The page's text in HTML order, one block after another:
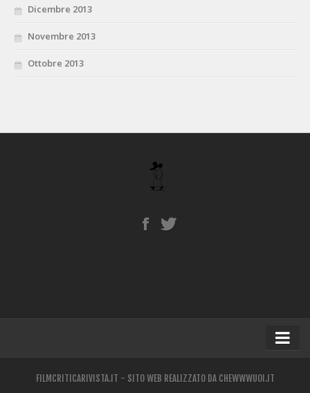
Dicembre 2013
Novembre 2013
Ottobre 2013
FILMCRITICARIVISTA.IT - SITO WEB REALIZZATO DA CHEWWWUOI.IT